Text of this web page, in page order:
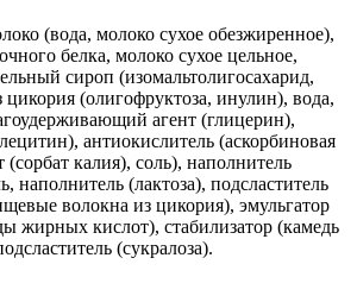
(вода, молоко сухое обезжиренное),
белка, молоко сухое цельное,
сироп (изомальтолигосахарид,
(олигофруктоза, инулин), вода,
агент (глицерин),
антиокислитель (аскорбиновая
(сорбат калия), соль), наполнитель
наполнитель (лактоза), подсластитель
волокна из цикория), эмульгатор
жирных кислот), стабилизатор (камедь
(сукралоза).